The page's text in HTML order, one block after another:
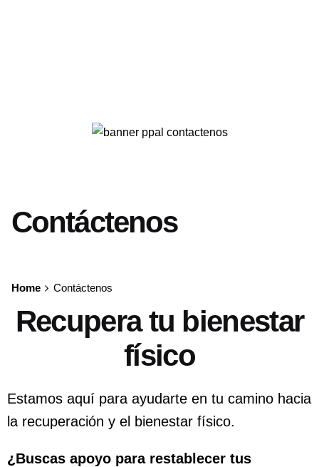
Contáctenos
Home Contáctenos
Recupera tu bienestar
físico
Estamos aquí para ayudarte en tu camino hacia
la recuperación y el bienestar físico.
¿Buscas apoyo para restablecer tus